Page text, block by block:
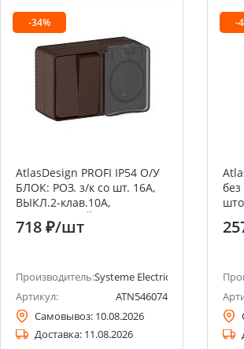
Electric)
-34%
AtlasDesign PROFI IP54 О/У
БЛОК: РОЗ. з/к со шт. 16А,
ВЫКЛ.2-клав.10А,
КОРИЧНЕВЫЙ Systeme
Electric (Schneider Electric)
718 ₽/шт
Производитель:Systeme Electric (ранее
Артикул:
ATN546074
Самовывоз: 10.08.2026
Доставка: 11.08.2026
-